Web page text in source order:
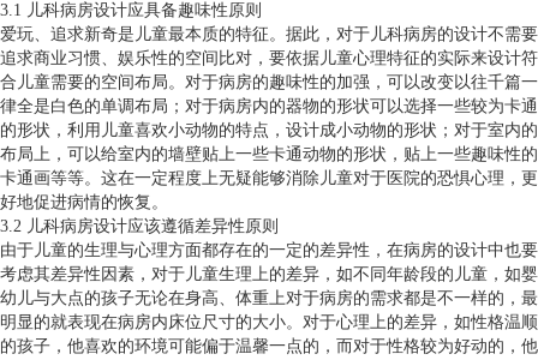
3.1 儿科病房设计应具备趣味性原则
爱玩、追求新奇是儿童最本质的特征。据此，对于儿科病房的设计不需要
追求商业习惯、娱乐性的空间比对，要依据儿童心理特征的实际来设计符
合儿童需要的空间布局。对于病房的趣味性的加强，可以改变以往千篇一
律全是白色的单调布局；对于病房内的器物的形状可以选择一些较为卡通
的形状，利用儿童喜欢小动物的特点，设计成小动物的形状；对于室内的
布局上，可以给室内的墙壁贴上一些卡通动物的形状，贴上一些趣味性的
卡通画等等。这在一定程度上无疑能够消除儿童对于医院的恐惧心理，更
好地促进病情的恢复。
3.2 儿科病房设计应该遵循差异性原则
由于儿童的生理与心理方面都存在的一定的差异性，在病房的设计中也要
考虑其差异性因素，对于儿童生理上的差异，如不同年龄段的儿童，如婴
幼儿与大点的孩子无论在身高、体重上对于病房的需求都是不一样的，最
明显的就表现在病房内床位尺寸的大小。对于心理上的差异，如性格温顺
的孩子，他喜欢的环境可能偏于温馨一点的，而对于性格较为好动的，他